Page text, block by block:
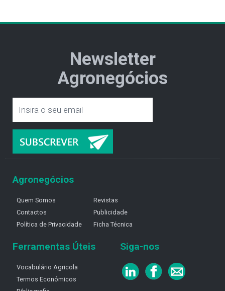
Newsletter
Agronegócios
Agronegócios
Quem Somos
Contactos
Política de Privacidade
Revistas
Publicidade
Ficha Técnica
Ferramentas Úteis
Vocabulário Agricola
Termos Económicos
Siga-nos